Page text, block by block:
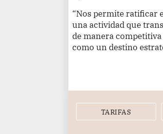
“Nos permite ratificar
una actividad que
de manera
como un destino
TARIFAS